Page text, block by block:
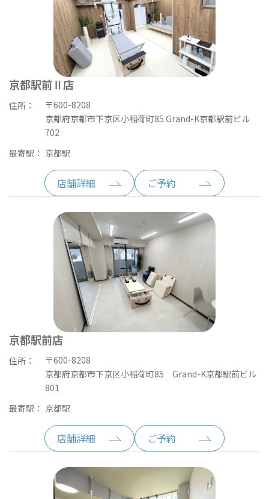
京都駅前Ⅱ店
住所：
〒600-8208
京都府京都市下京区小稲荷町85 Grand-K京都駅前ビル
702
最寄駅： 京都駅
店舗詳細 ご予約
京都駅前店
住所：
〒600-8208
京都府京都市下京区小稲荷町85 Grand-K京都駅前ビル
801
最寄駅： 京都駅
店舗詳細 ご予約